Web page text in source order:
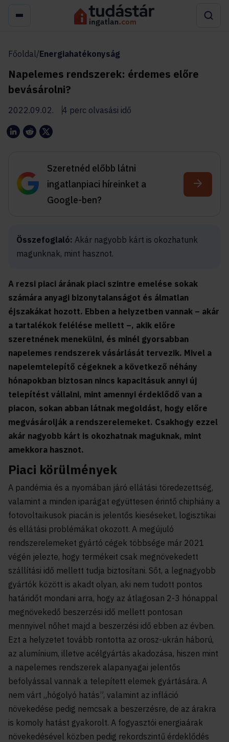
Főoldal/Energiahatékonyság
Napelemes rendszerek: érdemes előre
bevásárolni?
2022.09.02. 4 perc olvasási idő
Szeretnéd előbb látni
ingatlanpiaci híreinket a
Google-ben?
Összefoglaló: Akár nagyobb kárt is okozhatunk
magunknak, mint hasznot.
A rezsi piaci árának piaci szintre emelése sokak
számára anyagi bizonytalanságot és álmatlan
éjszakákat hozott. Ebben a helyzetben vannak – akár
a tartalékok felélése mellett –, akik előre
szeretnének menekülni, és minél gyorsabban
napelemes rendszerek vásárlását tervezik. Mivel a
napelemtelepítő cégeknek a következő néhány
hónapokban biztosan nincs kapacitásuk annyi új
telepítést vállalni, mint amennyi érdeklődő van a
piacon, sokan abban látnak megoldást, hogy előre
megvásárolják a rendszerelemeket. Csakhogy ezzel
akár nagyobb kárt is okozhatnak maguknak, mint
amekkora hasznot.
Piaci körülmények
A pandémia és a nyomában járó ellátási töredezettség,
valamint a minden iparágat együttesen érintő chiphiány a
fotovoltaikusok piacán is jelentős kieséseket, logisztikai
és ellátási problémákat okozott. A megújuló
rendszerelemeket gyártó cégek többsége már 2021
végén jelezte, hogy termékeit csak megnövekedett
szállítási idő mellett tudja biztosítani. Sőt, a legnagyobb
gyártók között is akadt olyan, aki nem tudott pontos
határidőt mondani arra, hogy az átlagosan 2-3 hónappal
megnövekedő beszerzési idő mellett pontosan
mennyivel nőhet majd a beszerzési idő ebben az évben.
Ezt a helyzetet tovább rontotta az orosz-ukrán háború,
az alumínium, illetve acélgyártás akadozása, hiszen mint
a napelemes rendszerek alapanyagai jelentős
befolyással vannak a telepített elemek gyártására. A
nem várt „hógolyó hatás”, valamint az infláció
növekedése pedig nemcsak a beszerzésre, de az árakra
is komoly hatást gyakorolt. A fogyasztói energiaárak
növekedésével közben pedig rekordszintű érdeklődés